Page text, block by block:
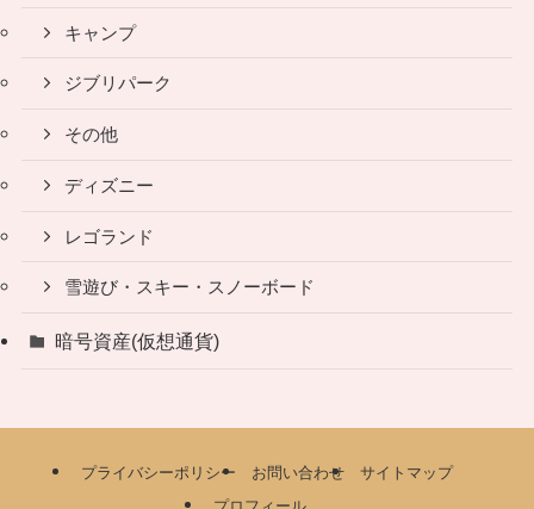
キャンプ
ジブリパーク
その他
ディズニー
レゴランド
雪遊び・スキー・スノーボード
暗号資産(仮想通貨)
プライバシーポリシー お問い合わせ
サイトマップ